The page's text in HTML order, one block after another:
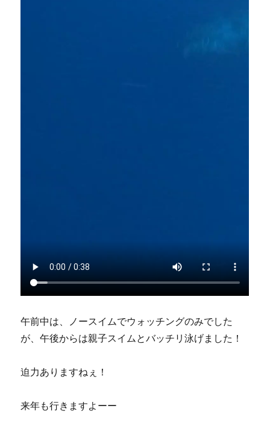
午前中は、ノースイムでウォッチングのみでした
が、午後からは親子スイムとバッチリ泳げました！
迫力ありますねぇ！
来年も行きますよーー